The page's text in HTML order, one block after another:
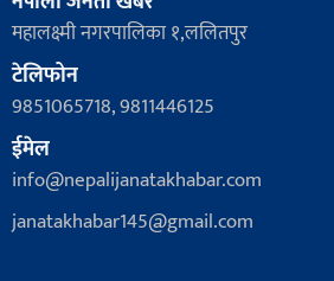
महालक्ष्मी नगरपालिका १,ललितपुर
टेलिफोन
9851065718, 9811446125
ईमेल
info@nepalijanatakhabar.com
janatakhabar145@gmail.com